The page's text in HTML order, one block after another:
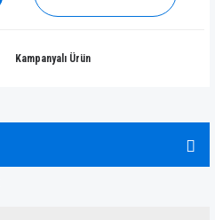
Kampanyalı Ürün